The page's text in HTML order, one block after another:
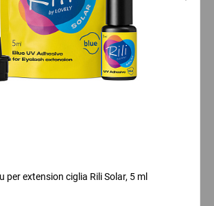
per extension ciglia Rili Solar, 5 ml